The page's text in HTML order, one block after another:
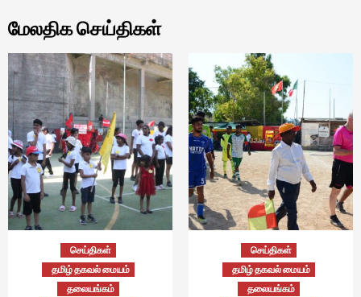
மேலதிக செய்திகள்
செய்திகள்
தமிழ் தகவல் மையம்
தலையங்கம்
செய்திகள்
தமிழ் தகவல் மையம்
தலையங்கம்